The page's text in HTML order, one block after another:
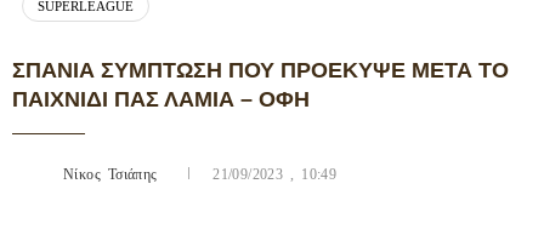
SUPERLEAGUE
ΣΠΆΝΙΑ ΣΎΜΠΤΩΣΗ ΠΟΥ ΠΡΟΈΚΥΨΕ ΜΕΤΆ ΤΟ
ΠΑΙΧΝΊΔΙ ΠΑΣ ΛΑΜΊΑ – ΟΦΗ
Νίκος Τσιάπης 21/09/2023 , 10:49